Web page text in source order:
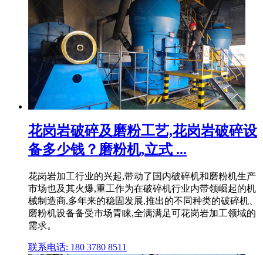
花岗岩破碎及磨粉工艺,花岗岩破碎设
备多少钱？磨粉机,立式 ...
花岗岩加工行业的兴起,带动了国内破碎机和磨粉机生产
市场也及其火爆,重工作为在破碎机行业内带领崛起的机
械制造商,多年来的稳固发展,推出的不同种类的破碎机、
磨粉机设备备受市场青睐,全满满足可花岗岩加工领域的
需求。
联系电话: 180 3780 8511